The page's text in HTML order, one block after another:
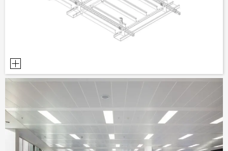
AYUDAS DE PLANIFICACIÓN